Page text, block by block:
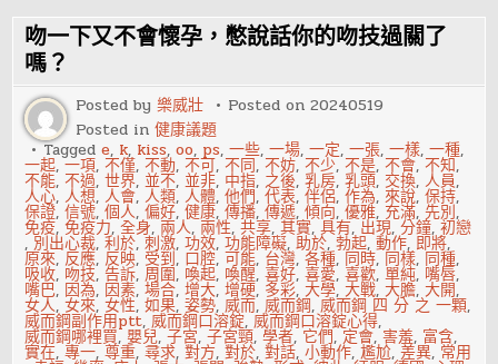
出
軌
有
後
果
吻一下又不會懷孕，憋說話你的吻技過關了
嗎？
Posted by樂威壯 Posted on20240519
Posted in健康議題
Taggede, k, kiss,oo, ps,一些,一場,一定,一張,一樣,一種,
一起,一項,不僅,不動,不可,不同,不妨,不少,不是,不會,不知,
不能,不過,世界,並不,並非, 中指, 之後,乳房,乳頭, 交換,人員,
人心,人想,人會,人類,人體,他們,代表,伴侶,作為,來說,保持,
保證,信號,個人,偏好,健康,傳播,傳遞,傾向,優雅, 充滿,先別,
免疫,免疫力,全身, 兩人, 兩性,共享,其實,具有, 出現,分鐘,初戀
, 別出心裁,利於,刺激,功效,功能障礙,助於,勃起,動作, 即將,
原來, 反應, 反映, 受到, 口腔,可能, 台灣,各種, 同時, 同樣, 同種,
吸收, 吻技,告訴,周圍, 喚起, 喚醒,喜好,喜愛,喜歡,單純, 嘴唇,
嘴巴, 因為, 因素,場合,增大,增硬, 多彩,大學,大戰,大膽,大開,
女人,女來,女性,如果,姿勢,威而,威而鋼,威而鋼 四 分 之 一顆,
威而鋼副作用ptt,威而鋼口溶錠,威而鋼口溶錠心得,
威而鋼哪裡買,嬰兒,子宮,子宮頸,學者, 它們, 定會,害羞, 富含,
實在,專一,尊重,尋求,對方,對於,對話,小動作,尷尬,差異, 常用